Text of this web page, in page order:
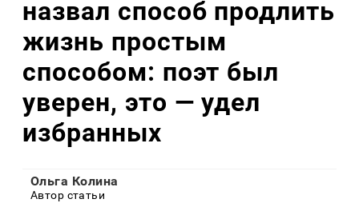
назвал способ продлить
жизнь простым
способом: поэт был
уверен, это — удел
избранных
Ольга Колина
Автор статьи